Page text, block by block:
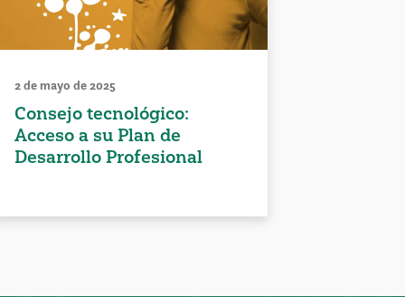
2 de mayo de 2025
Consejo tecnológico:
Acceso a su Plan de
Desarrollo Profesional